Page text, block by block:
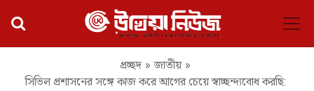
প্রচ্ছদ » জাতীয় »
সিভিল প্রশাসনের সঙ্গে কাজ করে আগের চেয়ে স্বাচ্ছন্দ্যবোধ করছি: